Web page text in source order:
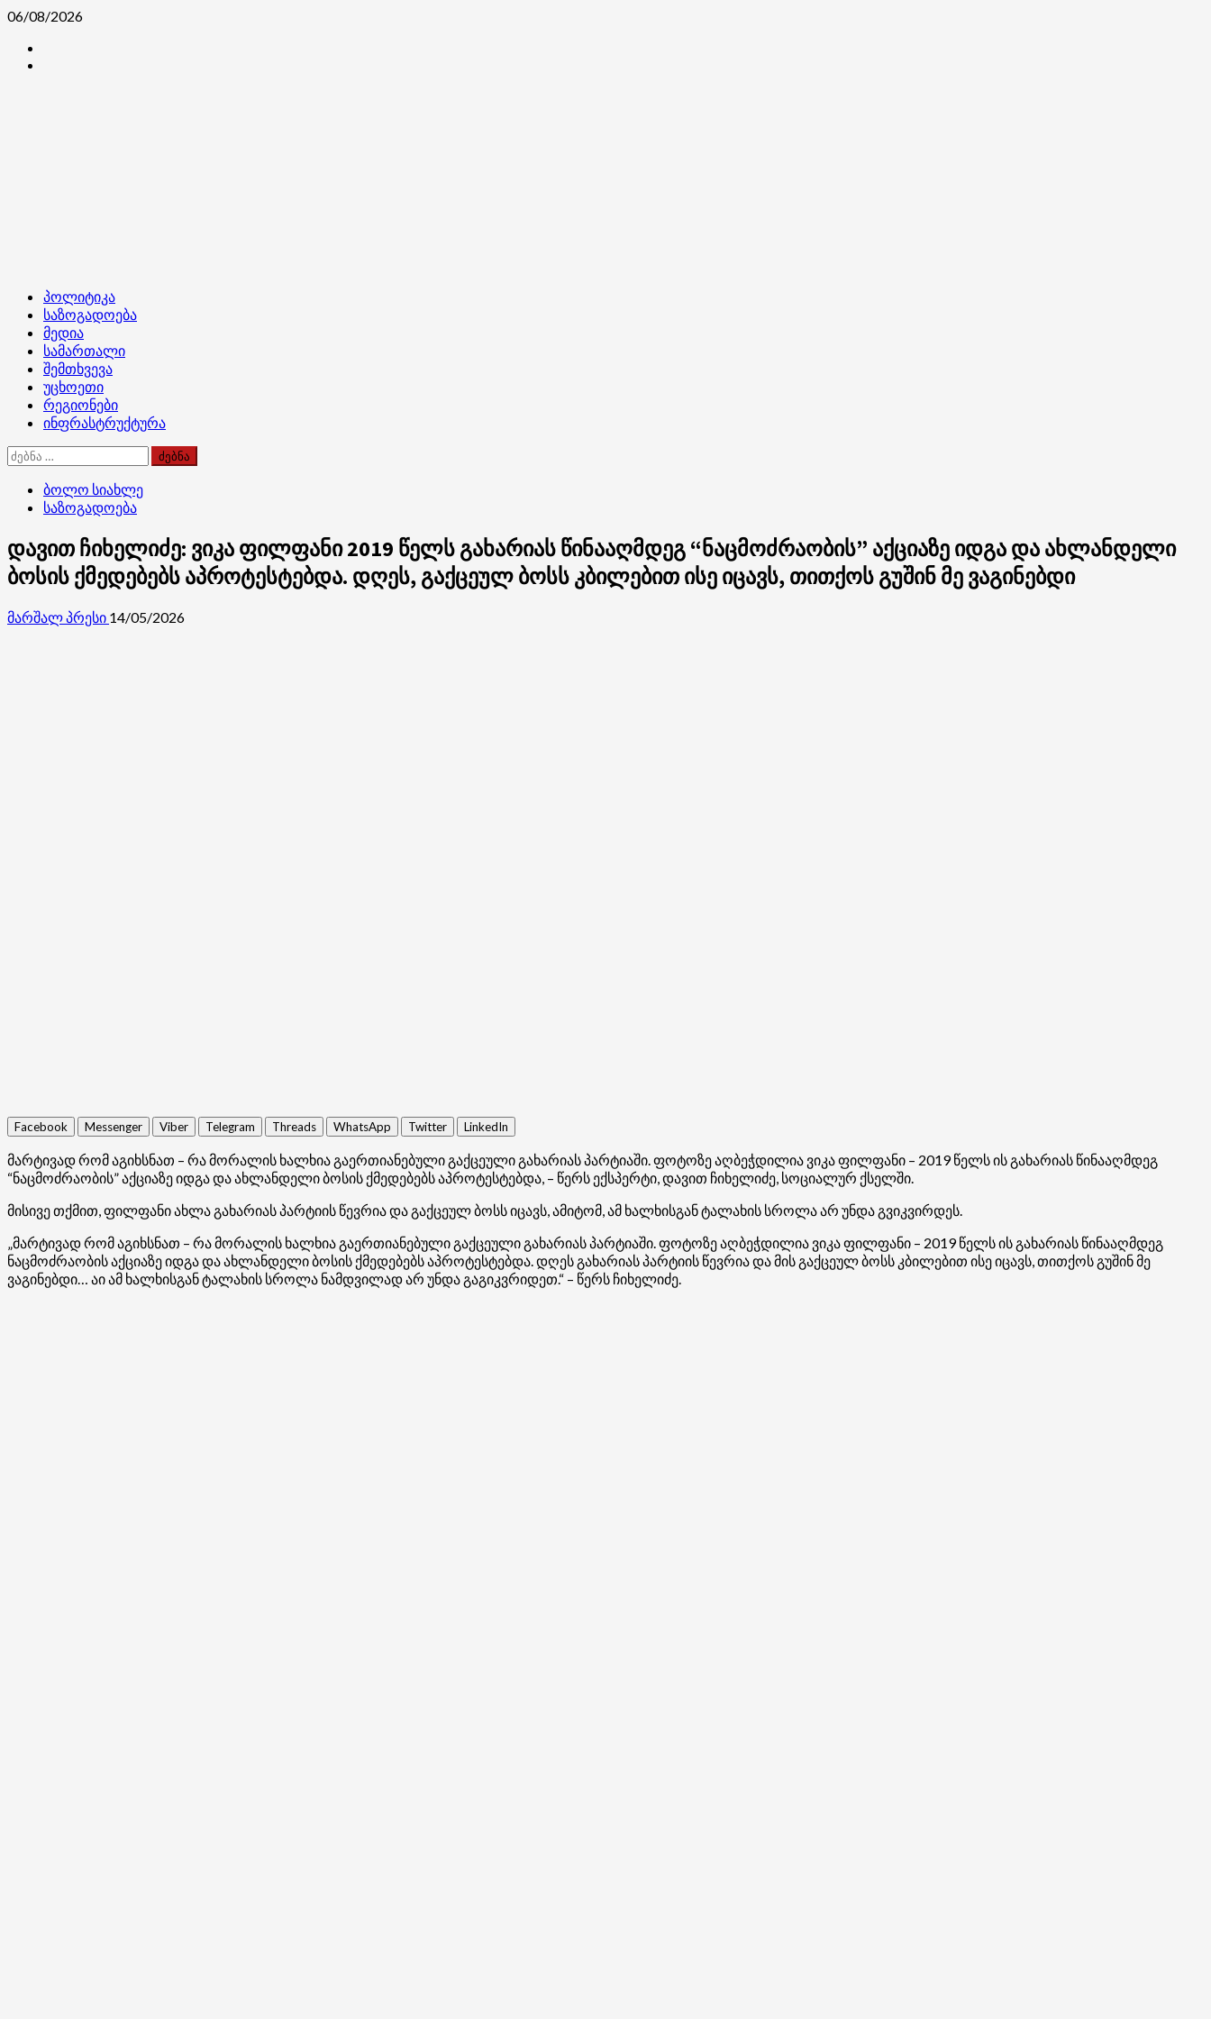
Skip
content
06/08/2026
Primary
Menu
პოლიტიკა
საზოგადოება
მედია
სამართალი
შემთხვევა
უცხოეთი
რეგიონები
ინფრასტრუქტურა
ძებნა:
ბოლო სიახლე
საზოგადოება
დავით ჩიხელიძე: ვიკა ფილფანი 2019 წელს გახარიას წინააღმდეგ “ნაცმოძრაობის” აქციაზე იდგა და ახლანდელი
ბოსის ქმედებებს აპროტესტებდა. დღეს, გაქცეულ ბოსს კბილებით ისე იცავს, თითქოს გუშინ მე ვაგინებდი
მარშალ პრესი 14/05/2026
Facebook Messenger Viber Telegram Threads WhatsApp Twitter LinkedIn
მარტივად რომ აგიხსნათ – რა მორალის ხალხია გაერთიანებული გაქცეული გახარიას პარტიაში. ფოტოზე აღბეჭდილია ვიკა ფილფანი – 2019 წელს ის გახარიას წინააღმდეგ
“ნაცმოძრაობის” აქციაზე იდგა და ახლანდელი ბოსის ქმედებებს აპროტესტებდა, – წერს ექსპერტი, დავით ჩიხელიძე, სოციალურ ქსელში.
მისივე თქმით, ფილფანი ახლა გახარიას პარტიის წევრია და გაქცეულ ბოსს იცავს, ამიტომ, ამ ხალხისგან ტალახის სროლა არ უნდა გვიკვირდეს.
„მარტივად რომ აგიხსნათ – რა მორალის ხალხია გაერთიანებული გაქცეული გახარიას პარტიაში. ფოტოზე აღბეჭდილია ვიკა ფილფანი – 2019 წელს ის გახარიას წინააღმდეგ
ნაცმოძრაობის აქციაზე იდგა და ახლანდელი ბოსის ქმედებებს აპროტესტებდა. დღეს გახარიას პარტიის წევრია და მის გაქცეულ ბოსს კბილებით ისე იცავს, თითქოს გუშინ მე
ვაგინებდი… აი ამ ხალხისგან ტალახის სროლა ნამდვილად არ უნდა გაგიკვრიდეთ.“ – წერს ჩიხელიძე.